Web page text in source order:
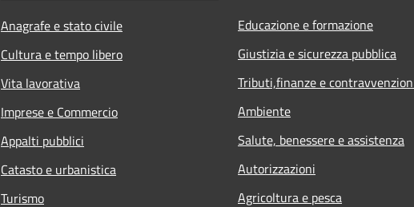
Anagrafe e stato civile
Cultura e tempo libero
Vita lavorativa
Imprese e Commercio
Appalti pubblici
Catasto e urbanistica
Turismo
Educazione e formazione
Giustizia e sicurezza pubblica
Tributi,finanze e
Ambiente
Salute, benessere e assistenza
Autorizzazioni
Agricoltura e pesca